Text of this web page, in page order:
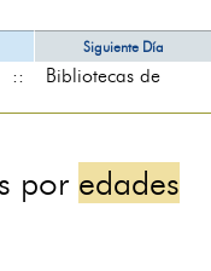
Siguiente Día
:: Bibliotecas de
por edades